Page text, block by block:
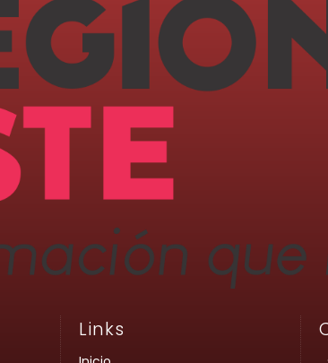
Links